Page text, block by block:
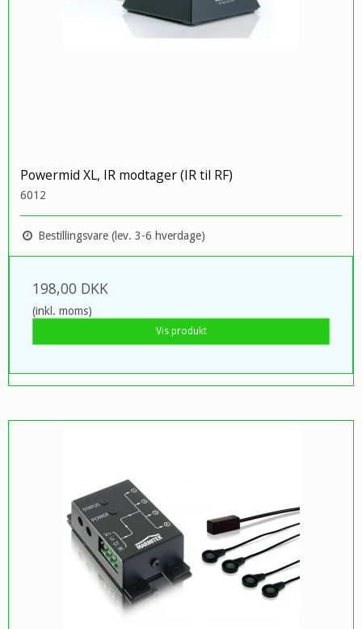
Powermid XL, IR modtager (IR til RF)
6012
Bestillingsvare (lev. 3-6 hverdage)
198,00 DKK
(inkl. moms)
Vis produkt